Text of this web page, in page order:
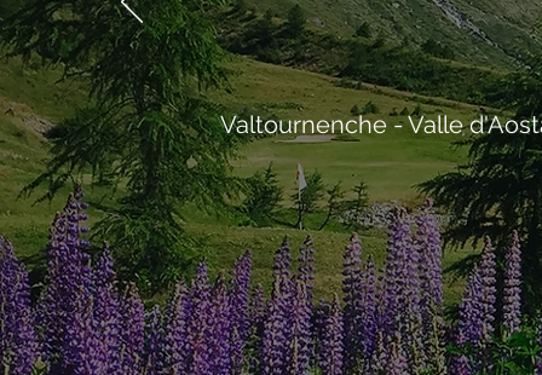
Valtournenche - Valle